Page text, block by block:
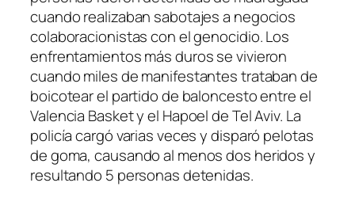
cuando realizaban sabotajes a negocios
colaboracionistas con el genocidio. Los
enfrentamientos más duros se vivieron
cuando miles de manifestantes trataban de
boicotear el partido de baloncesto entre el
Valencia Basket y el Hapoel de Tel Aviv. La
policía cargó varias veces y disparó pelotas
de goma, causando al menos dos heridos y
resultando 5 personas detenidas.